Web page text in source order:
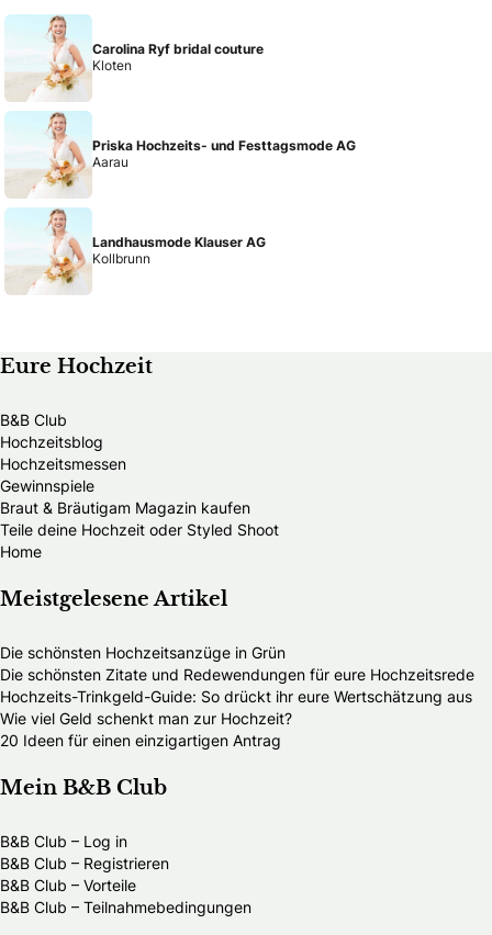
Carolina Ryf bridal couture
Kloten
Priska Hochzeits- und Festtagsmode AG
Aarau
Landhausmode Klauser AG
Kollbrunn
Eure Hochzeit
B&B Club
Hochzeitsblog
Hochzeitsmessen
Gewinnspiele
Braut & Bräutigam Magazin kaufen
Teile deine Hochzeit oder Styled Shoot
Home
Meistgelesene Artikel
Die schönsten Hochzeitsanzüge in Grün
Die schönsten Zitate und Redewendungen für eure Hochzeitsrede
Hochzeits-Trinkgeld-Guide: So drückt ihr eure Wertschätzung aus
Wie viel Geld schenkt man zur Hochzeit?
20 Ideen für einen einzigartigen Antrag
Mein B&B Club
B&B Club – Log in
B&B Club – Registrieren
B&B Club – Vorteile
B&B Club – Teilnahmebedingungen